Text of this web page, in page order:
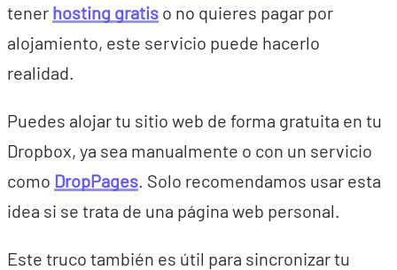
tener hosting gratis o no quieres pagar por
alojamiento, este servicio puede hacerlo
realidad.
Puedes alojar tu sitio web de forma gratuita en tu
Dropbox, ya sea manualmente o con un servicio
como DropPages. Solo recomendamos usar esta
idea si se trata de una página web personal.
Este truco también es útil para sincronizar tu